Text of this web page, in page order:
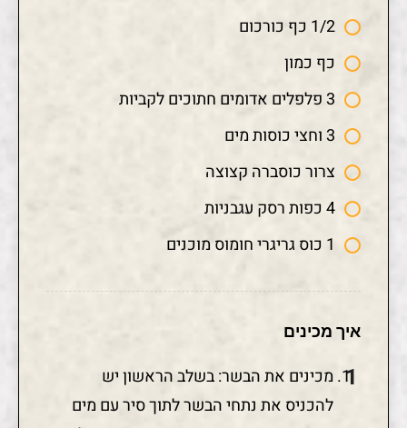
1/2 כף כורכום
כף כמון
3 פלפלים אדומים חתוכים לקביות
3 וחצי כוסות מים
צרור כוסברה קצוצה
4 כפות רסק עגבניות
1 כוס גריגרי חומוס מוכנים
איך מכינים
מכינים את הבשר: בשלב הראשון יש
להכניס את נתחי הבשר לתוך סיר עם מים